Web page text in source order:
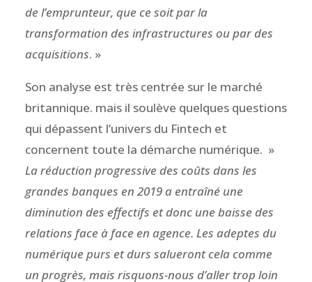
de l’emprunteur, que ce soit par la
transformation des infrastructures ou par des
acquisitions. »
Son analyse est très centrée sur le marché
britannique. mais il soulève quelques questions
qui dépassent l’univers du Fintech et
concernent toute la démarche numérique. »
La réduction progressive des coûts dans les
grandes banques en 2019 a entraîné une
diminution des effectifs et donc une baisse des
relations face à face en agence. Les adeptes du
numérique purs et durs salueront cela comme
un progrès, mais risquons-nous d’aller trop loin